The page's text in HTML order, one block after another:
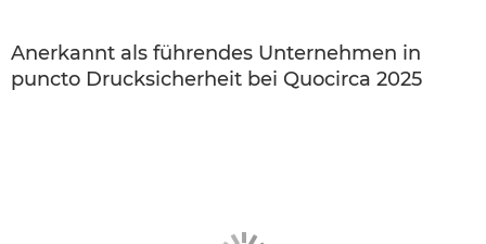
Anerkannt als führendes Unternehmen in
puncto Drucksicherheit bei Quocirca 2025